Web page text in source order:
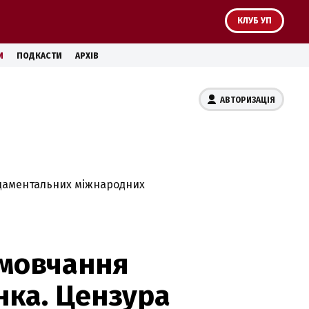
КЛУБ УП
ПОДКАСТИ АРХІВ
АВТОРИЗАЦІЯ
міжнародних
Цензура